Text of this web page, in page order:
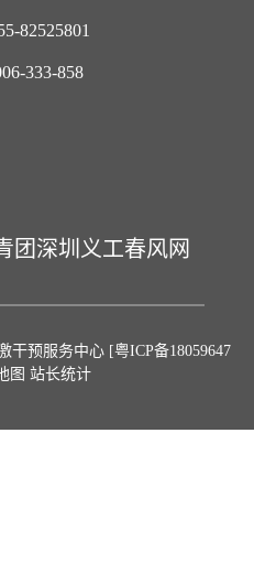
82525801
333-858
团 深圳义工春风网
干预服务中心 [粤ICP备18059647
图 站长统计